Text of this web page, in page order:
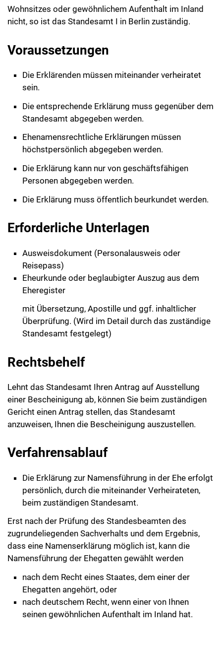
Wohnsitzes oder gewöhnlichem Aufenthalt im Inland
nicht, so ist das Standesamt I in Berlin zuständig.
Voraussetzungen
Die Erklärenden müssen miteinander verheiratet
sein.
Die entsprechende Erklärung muss gegenüber dem
Standesamt abgegeben werden.
Ehenamensrechtliche Erklärungen müssen
höchstpersönlich abgegeben werden.
Die Erklärung kann nur von geschäftsfähigen
Personen abgegeben werden.
Die Erklärung muss öffentlich beurkundet werden.
Erforderliche Unterlagen
Ausweisdokument (Personalausweis oder
Reisepass)
Eheurkunde oder beglaubigter Auszug aus dem
Eheregister
mit Übersetzung, Apostille und ggf. inhaltlicher
Überprüfung. (Wird im Detail durch das zuständige
Standesamt festgelegt)
Rechtsbehelf
Lehnt das Standesamt Ihren Antrag auf Ausstellung
einer Bescheinigung ab, können Sie beim zuständigen
Gericht einen Antrag stellen, das Standesamt
anzuweisen, Ihnen die Bescheinigung auszustellen.
Verfahrensablauf
Die Erklärung zur Namensführung in der Ehe erfolgt
persönlich, durch die miteinander Verheirateten,
beim zuständigen Standesamt.
Erst nach der Prüfung des Standesbeamten des
zugrundeliegenden Sachverhalts und dem Ergebnis,
dass eine Namenserklärung möglich ist, kann die
Namensführung der Ehegatten gewählt werden
nach dem Recht eines Staates, dem einer der
Ehegatten angehört, oder
nach deutschem Recht, wenn einer von Ihnen
seinen gewöhnlichen Aufenthalt im Inland hat.